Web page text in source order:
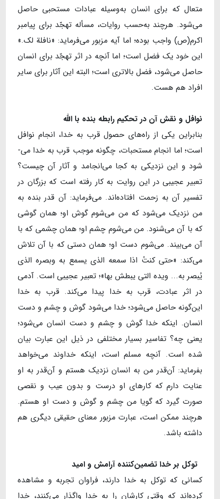
متعال که برای انسان به‌وسیله عبادات مستحبی حاصل
می‌شود. هرچند به‌حسب روایات، مسأله تهجّد برای پیامبر
اکرم(ص) واجب بوده؛ اما آیه مزبور می‌فرماید: «نافلة لک.»
این خود یک فضل است؛ اما آنچه در اثر تهجّد برای انسان
حاصل می‌شود، فضل بالاتری است؛ البته این آثار برای سایر
افراد هم هست.
نوافل و نقش آن در تحكیم رابطه بنده با الله
بنابراین یکی از راه‌های حصول قرب به خدا، انجام نوافل
است؛ اما انجام مستحبات، چگونه موجب قرب به خدا می-
شود و این نزدیکی به کجا می‌انجامد و آثار آن چیست؟
تعبیر عجیبی در این روایت به کار رفته است که بزرگان در
تفسیر آن به زحمت افتاده‌اند. می‌فرماید: آن قدر بنده به
من نزدیک می‌شود که من می‌شوم گوش او؛ همان گوشی
که با آن می‌شنود. من می‌شوم چشم او؛ همان چشمی که با
آن می‌بیند. می‌شوم دست او؛ همان دستی که با آن تلاش
می‌کند: «حتی کنتُ اذا سمعه الذی یسمع به وبصره الذی
یُبصر به... ویده التی یبطش بها»؛ تعبیر عجیبی است. آدمی
در اثر عبادت، قرب به خدا پیدا می‌کند. قرب به خدا
این‌گونه حاصل می‌شود؛ خدا می‌شود گوش و چشم و دست
انسان. اینکه خدا گوش و چشم و دست انسان می‌شود؛
یعنی چه؟ تفاسیر بسیار مختلفی در ذیل این عبارت بیان
شده است. آنچه مسلم است، اینکه خداوند می‌خواهد
بفرماید: آن‌قدر من به انسان نزدیک هستم و آن‌قدر به او
عنایت دارم که کارهای او درست و بدون عیب و نقصی
صورت گیرد که گویا من چشم و گوش و دست او هستم.
هرچند ممکن است، عبارت مزبور معنای حقیقی دیگری هم
داشته باشد.
توکل بر خدا تضمینکننده آرامش و امید
کسانی که توکل به خدا دارند، فراوان تجربه و مشاهده
کرده‌اند که وقتی کارشان را به خدا واگذار می‌کنند، خدا